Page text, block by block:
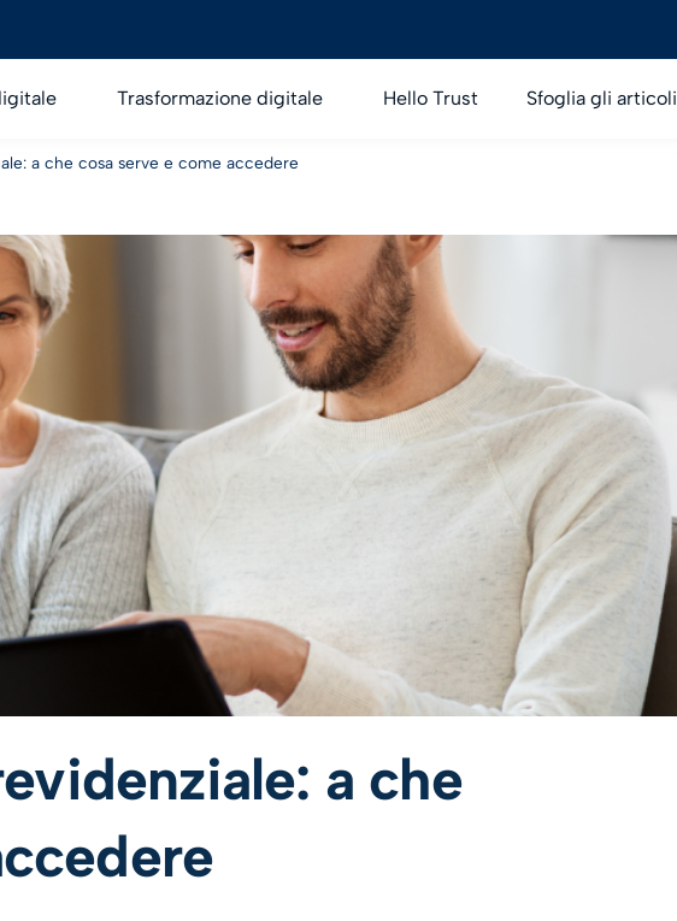
Trasformazione digitale Hello Trust Sfoglia gli articoli
a che cosa serve e come accedere
a che